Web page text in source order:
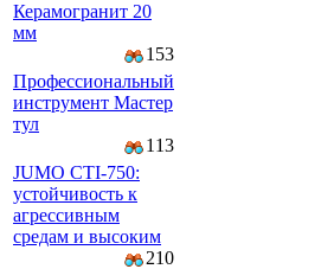
Керамогранит 20
мм
153
Профессиональный
инструмент Мастер
тул
113
JUMO CTI-750:
устойчивость к
агрессивным
средам и высоким
210